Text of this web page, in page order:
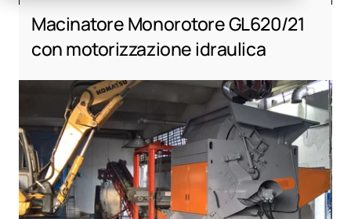
Macinatore Monorotore GL620/21
con motorizzazione idraulica